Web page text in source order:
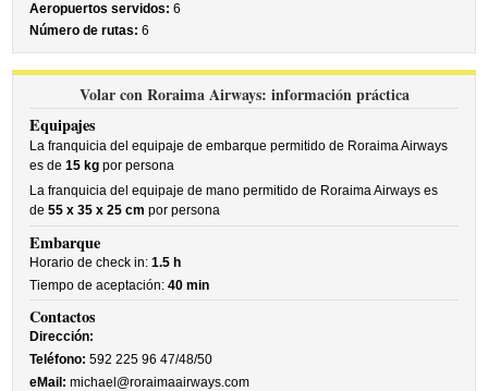
Aeropuertos servidos: 6
Número de rutas: 6
Volar con Roraima Airways: información práctica
Equipajes
La franquicia del equipaje de embarque permitido de Roraima Airways
es de15 kg por persona
La franquicia del equipaje de mano permitido de Roraima Airways es
de55 x 35 x 25 cm por persona
Embarque
Horario de check in:1.5 h
Tiempo de aceptación:40 min
Contactos
Dirección:
Teléfono: 592 225 96 47/48/50
eMail: michael@roraimaairways.com